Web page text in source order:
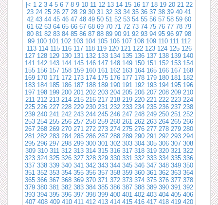
|< 1 2 3 4 5 6 7 8 9 10 11 12 13 14 15 16 17 18 19 20 21 22
23 24 25 26 27 28 29 30 31 32 33 34 35 36 37 38 39 40 41
42 43 44 45 46 47 48 49 50 51 52 53 54 55 56 57 58 59 60
61 62 63 64 65 66 67 68 69 70 71 72 73 74 75 76 77 78 79
80 81 82 83 84 85 86 87 88 89 90 91 92 93 94 95 96 97 98
99 100 101 102 103 104 105 106 107 108 109 110 111 112
113 114 115 116 117 118 119 120 121 122 123 124 125 126
127 128 129 130 131 132 133 134 135 136 137 138 139 140
141 142 143 144 145 146 147 148 149 150 151 152 153 154
155 156 157 158 159 160 161 162 163 164 165 166 167 168
169 170 171 172 173 174 175 176 177 178 179 180 181 182
183 184 185 186 187 188 189 190 191 192 193 194 195 196
197 198 199 200 201 202 203 204 205 206 207 208 209 210
211 212 213 214 215 216 217 218 219 220 221 222 223 224
225 226 227 228 229 230 231 232 233 234 235 236 237 238
239 240 241 242 243 244 245 246 247 248 249 250 251 252
253 254 255 256 257 258 259 260 261 262 263 264 265 266
267 268 269 270 271 272 273 274 275 276 277 278 279 280
281 282 283 284 285 286 287 288 289 290 291 292 293 294
295 296 297 298 299 300 301 302 303 304 305 306 307 308
309 310 311 312 313 314 315 316 317 318 319 320 321 322
323 324 325 326 327 328 329 330 331 332 333 334 335 336
337 338 339 340 341 342 343 344 345 346 347 348 349 350
351 352 353 354 355 356 357 358 359 360 361 362 363 364
365 366 367 368 369 370 371 372 373 374 375 376 377 378
379 380 381 382 383 384 385 386 387 388 389 390 391 392
393 394 395 396 397 398 399 400 401 402 403 404 405 406
407 408 409 410 411 412 413 414 415 416 417 418 419 420